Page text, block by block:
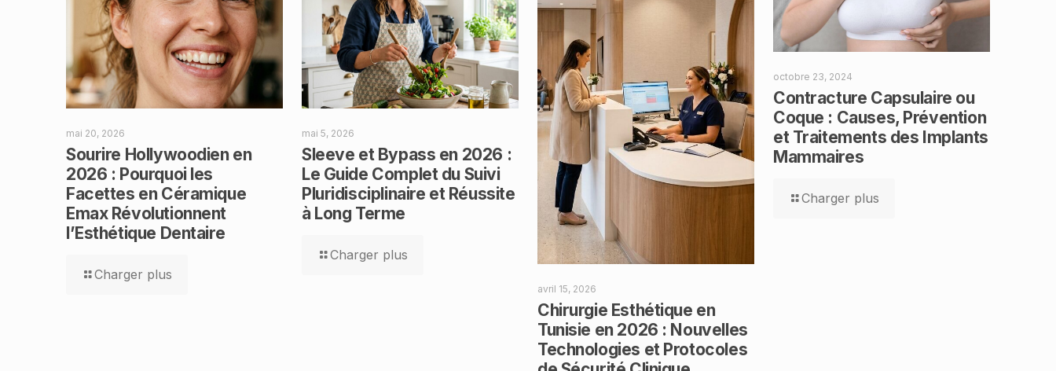
mai 20, 2026
Sourire Hollywoodien en
2026 : Pourquoi les
Facettes en Céramique
Emax Révolutionnent
l’Esthétique Dentaire
Charger plus
mai 5, 2026
Sleeve et Bypass en 2026 :
Le Guide Complet du Suivi
Pluridisciplinaire et Réussite
à Long Terme
Charger plus
avril 15, 2026
Chirurgie Esthétique en
Tunisie en 2026 : Nouvelles
Technologies et Protocoles
octobre 23, 2024
Contracture Capsulaire ou
Coque : Causes, Prévention
et Traitements des Implants
Mammaires
Charger plus